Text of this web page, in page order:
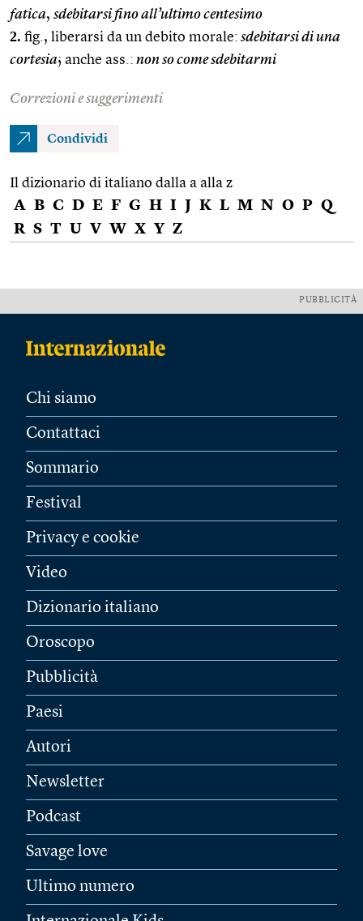
fatica, sdebitarsi fino all’ultimo centesimo
2. fig., liberarsi da un debito morale: sdebitarsi di una
cortesia; anche ass.: non so come sdebitarmi
Correzioni e suggerimenti
Condividi
Il dizionario di italiano dalla a alla z
A B C D E F G H I J K L M N O P Q
R S T U V W X Y Z
PUBBLICITÀ
Chi siamo
Contattaci
Sommario
Festival
Privacy e cookie
Video
Dizionario italiano
Oroscopo
Pubblicità
Paesi
Autori
Newsletter
Podcast
Savage love
Ultimo numero